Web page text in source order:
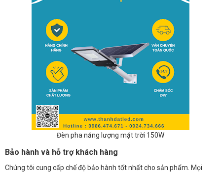
Đèn pha năng lượng mặt trời 150W
Bảo hành và hỗ trợ khách hàng
Chúng tôi cung cấp chế độ bảo hành tốt nhất cho sản phẩm. Mọi